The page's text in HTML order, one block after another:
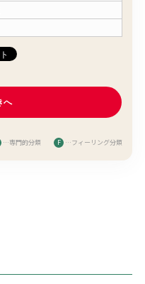
…専門的分類 F …フィーリング分類